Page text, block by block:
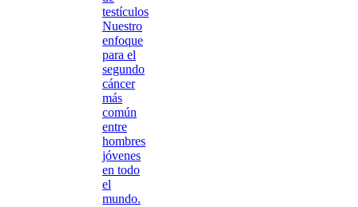
testículos
Nuestro
enfoque
para el
segundo
cáncer
más
común
entre
hombres
jóvenes
en todo
el
mundo.